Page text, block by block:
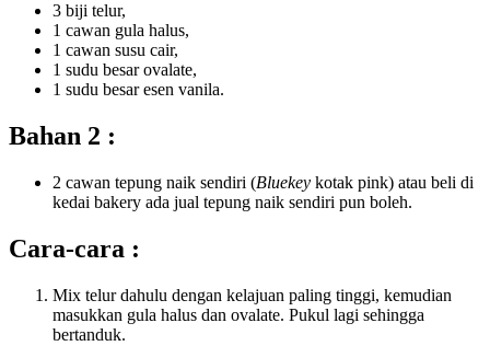
3 biji telur,
1 cawan gula halus,
1 cawan susu cair,
1 sudu besar ovalate,
1 sudu besar esen vanila.
Bahan 2 :
2 cawan tepung naik sendiri (Bluekey kotak pink) atau beli di
kedai bakery ada jual tepung naik sendiri pun boleh.
Cara-cara :
Mix telur dahulu dengan kelajuan paling tinggi, kemudian
masukkan gula halus dan ovalate. Pukul lagi sehingga
bertanduk.